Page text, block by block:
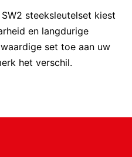
steeksleutelset kiest
en langdurige
set toe aan uw
het verschil.